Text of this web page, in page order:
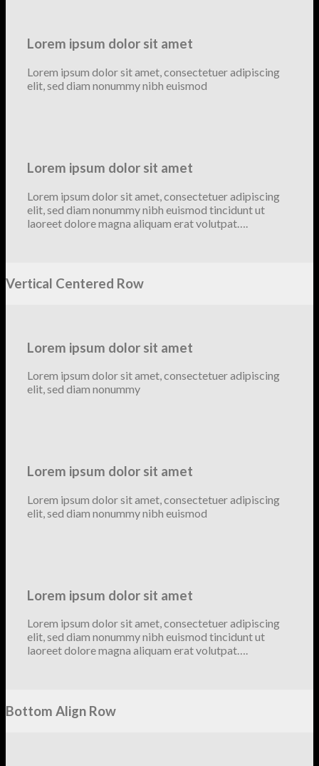
Lorem ipsum dolor sit amet
Lorem ipsum dolor sit amet, consectetuer adipiscing
elit, sed diam nonummy nibh euismod
Lorem ipsum dolor sit amet
Lorem ipsum dolor sit amet, consectetuer adipiscing
elit, sed diam nonummy nibh euismod tincidunt ut
laoreet dolore magna aliquam erat volutpat….
Vertical Centered Row
Lorem ipsum dolor sit amet
Lorem ipsum dolor sit amet, consectetuer adipiscing
elit, sed diam nonummy
Lorem ipsum dolor sit amet
Lorem ipsum dolor sit amet, consectetuer adipiscing
elit, sed diam nonummy nibh euismod
Lorem ipsum dolor sit amet
Lorem ipsum dolor sit amet, consectetuer adipiscing
elit, sed diam nonummy nibh euismod tincidunt ut
laoreet dolore magna aliquam erat volutpat….
Bottom Align Row